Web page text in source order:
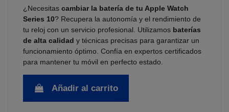
¿Necesitas cambiar la batería de tu Apple Watch
Series 10? Recupera la autonomía y el rendimiento de
tu reloj con un servicio profesional. Utilizamos baterías
de alta calidad y técnicas precisas para garantizar un
funcionamiento óptimo. Confía en expertos certificados
para mantener tu móvil en perfecto estado.
Añadir al carrito